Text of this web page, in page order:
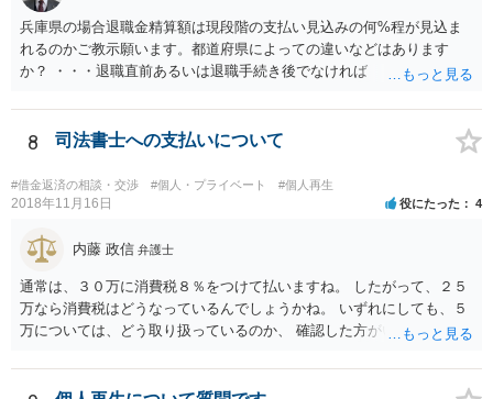
兵庫県の場合退職金精算額は現段階の支払い見込みの何%程が見込ま
れるのかご教示願います。都道府県によっての違いなどはあります
か？ ・・・退職直前あるいは退職手続き後でなければ １２・５％が
準でしょう。 また着手して頂いてから最短どのくらいで認可されるの
でしょうか？ ・・・受任通知を送付して 債権者からの債権調査票が
回答されるまで ２か月程度 その間に準備が進めば 直ちに申し立
てが可能で しっかりした申立てを行えば ほぼ補正がなく ２～３
週間で開始決定がでて それから ２か月程度で認可となる流れで
8 司法書士への支払いについて
#借金返済の相談・交渉 #個人・プライベート #個人再生
2018年11月16日 役にたった 4
内藤 政信 弁護士
通常は、３０万に消費税８％をつけて払いますね。 したがって、２５
万なら消費税はどうなっているんでしょうかね。 いずれにしても、５
万については、どう取り扱っているのか、 確認した方がいいでしょ
は遠慮なく聞く事ですよ。